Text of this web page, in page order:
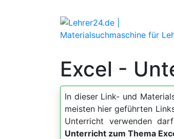
Excel -
In dieser Link- und
meisten hier geführten
Unterricht verwenden
Unterricht zum Thema